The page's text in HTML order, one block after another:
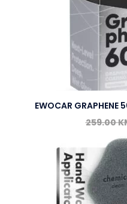
EWOCAR
259.00